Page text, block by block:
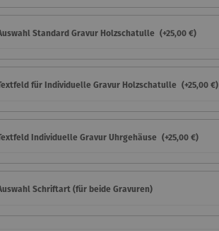
Standard Gravur Holzschatulle (+25,00 €)
für Individuelle Gravur Holzschatulle (+25,00 €)
Individuelle Gravur Uhrgehäuse (+25,00 €)
Schriftart (für beide Gravuren)